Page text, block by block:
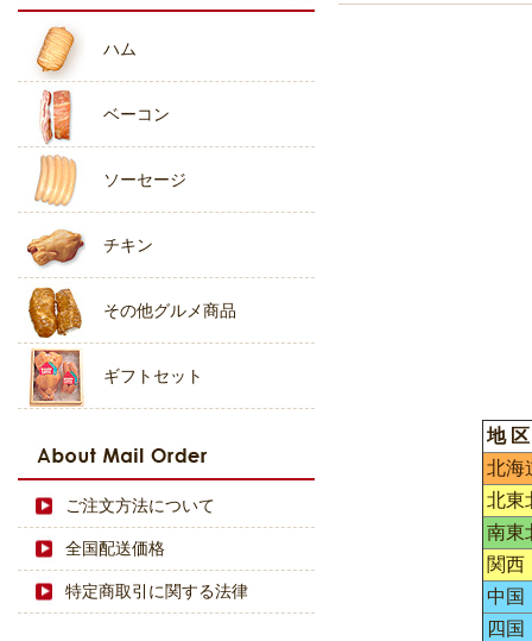
ハム
ベーコン
ソーセージ
チキン
その他グルメ商品
ギフトセット
ご注文方法について
全国配送価格
特定商取引に関する法律
地 区
北海
北東
南東
関西
中国
四国